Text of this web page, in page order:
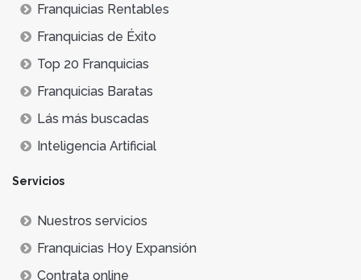
Franquicias Rentables
Franquicias de Éxito
Top 20 Franquicias
Franquicias Baratas
Lás más buscadas
Inteligencia Artificial
Servicios
Nuestros servicios
Franquicias Hoy Expansión
Contrata online